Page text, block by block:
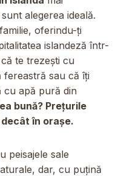
alegerea ideală.
oferindu-ți
islandeză într-
te trezești cu
sau că îți
cu apă pură din
bună? Prețurile
în orașe.
peisajele sale
dar, cu puțină